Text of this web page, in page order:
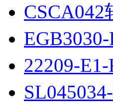
CSCA042
22209-